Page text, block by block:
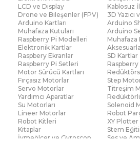
LCD ve Display
Kablosuz
Drone ve Bileşenler (FPV)
3D Yazıcı
Arduino Kartları
Arduino
Muhafaza Kutuları
Arduino
Raspberry Pi Modelleri
Muhafaza
Elektronik Kartlar
Raspbery Ekranlar
SD Kartlar
Raspberry Pi Setleri
Motor Sürücü Kartları
Fırçasız Motorlar
Step
Servo Motorlar
Titreşim
Yardımcı Aparatlar
Su Motorları
Solenoid
Lineer Motorlar
Robot
Robot Kitleri
XY Plotter
Kitaplar
Stem
İvmeölçer ve Gyroscop
Ses ve